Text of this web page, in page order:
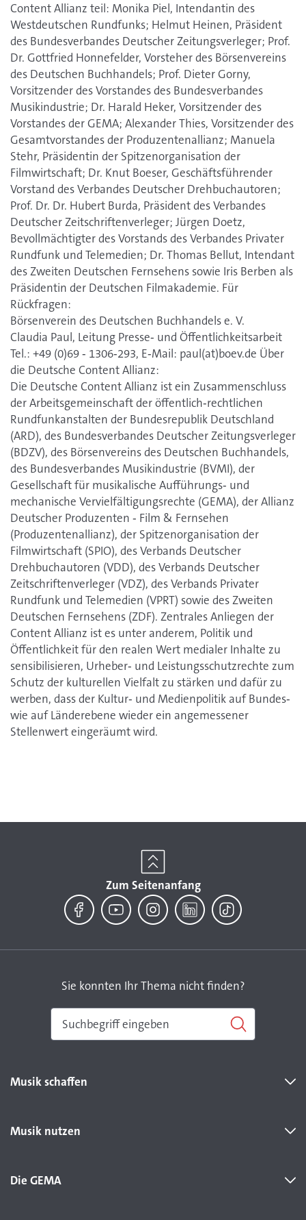
Content Allianz teil: Monika Piel, Intendantin des
Westdeutschen Rundfunks; Helmut Heinen, Präsident
des Bundesverbandes Deutscher Zeitungsverleger; Prof.
Dr. Gottfried Honnefelder, Vorsteher des Börsenvereins
des Deutschen Buchhandels; Prof. Dieter Gorny,
Vorsitzender des Vorstandes des Bundesverbandes
Musikindustrie; Dr. Harald Heker, Vorsitzender des
Vorstandes der GEMA; Alexander Thies, Vorsitzender des
Gesamtvorstandes der Produzentenallianz; Manuela
Stehr, Präsidentin der Spitzenorganisation der
Filmwirtschaft; Dr. Knut Boeser, Geschäftsführender
Vorstand des Verbandes Deutscher Drehbuchautoren;
Prof. Dr. Dr. Hubert Burda, Präsident des Verbandes
Deutscher Zeitschriftenverleger; Jürgen Doetz,
Bevollmächtigter des Vorstands des Verbandes Privater
Rundfunk und Telemedien; Dr. Thomas Bellut, Intendant
des Zweiten Deutschen Fernsehens sowie Iris Berben als
Präsidentin der Deutschen Filmakademie. Für
Rückfragen:
Börsenverein des Deutschen Buchhandels e. V.
Claudia Paul, Leitung Presse‐ und Öffentlichkeitsarbeit
Tel.: +49 (0)69 ‐ 1306‐293, E‐Mail: paul(at)boev.de Über
die Deutsche Content Allianz:
Die Deutsche Content Allianz ist ein Zusammenschluss
der Arbeitsgemeinschaft der öffentlich‐rechtlichen
Rundfunkanstalten der Bundesrepublik Deutschland
(ARD), des Bundesverbandes Deutscher Zeitungsverleger
(BDZV), des Börsenvereins des Deutschen Buchhandels,
des Bundesverbandes Musikindustrie (BVMI), der
Gesellschaft für musikalische Aufführungs‐ und
mechanische Vervielfältigungsrechte (GEMA), der Allianz
Deutscher Produzenten ‐ Film & Fernsehen
(Produzentenallianz), der Spitzenorganisation der
Filmwirtschaft (SPIO), des Verbands Deutscher
Drehbuchautoren (VDD), des Verbands Deutscher
Zeitschriftenverleger (VDZ), des Verbands Privater
Rundfunk und Telemedien (VPRT) sowie des Zweiten
Deutschen Fernsehens (ZDF). Zentrales Anliegen der
Content Allianz ist es unter anderem, Politik und
Öffentlichkeit für den realen Wert medialer Inhalte zu
sensibilisieren, Urheber‐ und Leistungsschutzrechte zum
Schutz der kulturellen Vielfalt zu stärken und dafür zu
werben, dass der Kultur‐ und Medienpolitik auf Bundes‐
wie auf Länderebene wieder ein angemessener
Stellenwert eingeräumt wird.
Zum Seitenanfang
Sie konnten Ihr Thema nicht finden?
Musik schaffen
Musik nutzen
Die GEMA